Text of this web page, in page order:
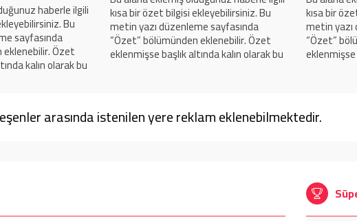
haberle ilgili
Bu
sayfasında
Özet
kalın olarak bu
kısa bir özet bilgisi ekleyebilirsiniz. Bu
metin yazı düzenleme sayfasında
“Özet” bölümünden eklenebilir. Özet
eklenmişse başlık altında kalın olarak bu
kısa bir
metin
“Özet”
eklenmişse
arasında istenilen yere reklam eklenebilmektedir.